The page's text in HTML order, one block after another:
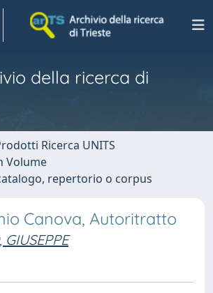
della ricerca di
Ricerca UNITS
Volume
repertorio o corpus
Canova, Autoritratto
GIUSEPPE